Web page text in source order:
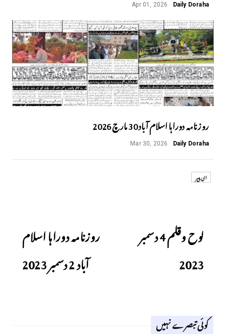
Daily Doraha
Apr 01, 2026
روزنامہ دوراہا اسلام آباد 30 مارچ 2026
Daily Doraha
Mar 30, 2026
ای پیپر
لوح وقلم 4 دسمبر
2023
روزنامہ دوراہا اسلام
آباد 2 دسمبر 2023
کوئی تبصرے نہیں